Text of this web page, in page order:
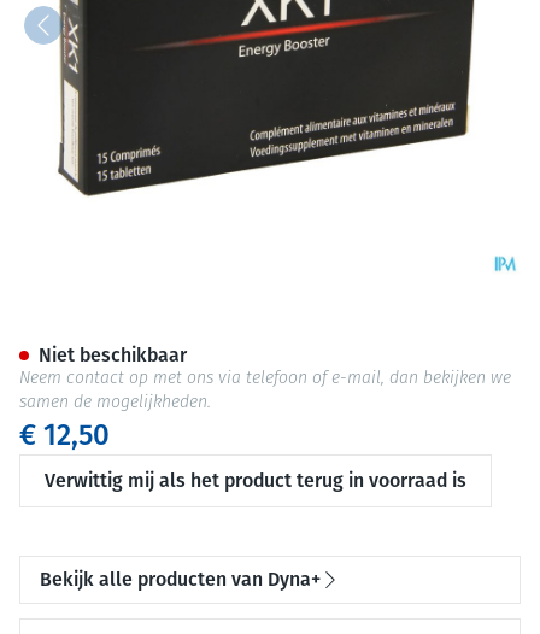
€ 12,50
Verwittig mij als het product terug in voorraad is
Niet beschikbaar
Neem contact op met ons via telefoon of e-mail, dan bekijken we
samen de mogelijkheden.
Bekijk alle producten van Dyna+